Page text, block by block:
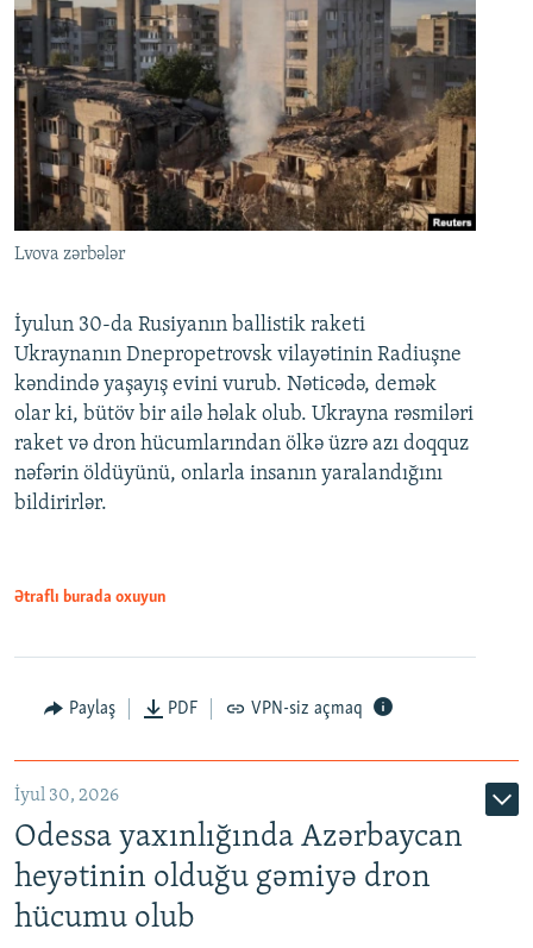
Lvova zərbələr
İyulun 30-da Rusiyanın ballistik raketi
Ukraynanın Dnepropetrovsk vilayətinin Radiuşne
kəndində yaşayış evini vurub. Nəticədə, demək
olar ki, bütöv bir ailə həlak olub. Ukrayna rəsmiləri
raket və dron hücumlarından ölkə üzrə azı doqquz
nəfərin öldüyünü, onlarla insanın yaralandığını
bildirirlər.
Ətraflı burada oxuyun
Paylaş PDF VPN-siz açmaq
İyul 30, 2026
Odessa yaxınlığında Azərbaycan
heyətinin olduğu gəmiyə dron
hücumu olub